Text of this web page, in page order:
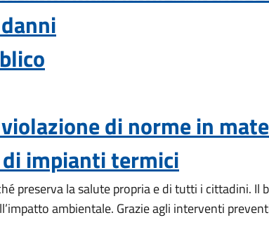
di norme in
impianti termici
preserva la salute propria e di tutti i cittadini.
ambientale. Grazie agli interventi